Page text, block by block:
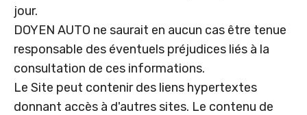
jour.
DOYEN AUTO ne saurait en aucun cas être tenue
responsable des éventuels préjudices liés à la
consultation de ces informations.
Le Site peut contenir des liens hypertextes
donnant accès à d'autres sites. Le contenu de